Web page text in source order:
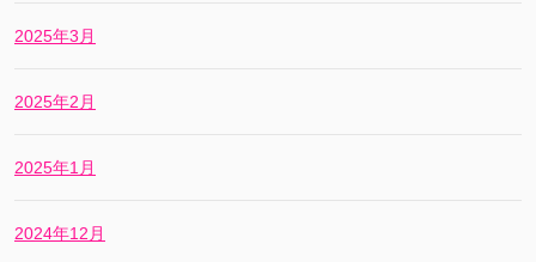
2025年3月
2025年2月
2025年1月
2024年12月